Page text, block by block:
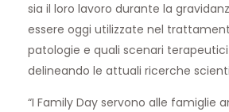
sia il loro lavoro durante la
essere oggi utilizzate nel
patologie e quali scenari
delineando le attuali ricerche
“I Family Day servono alle famiglie